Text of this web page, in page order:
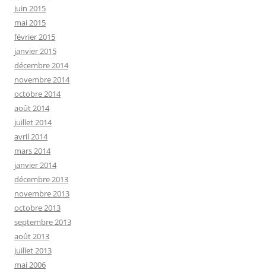
juin 2015
mai 2015
février 2015
janvier 2015
décembre 2014
novembre 2014
octobre 2014
août 2014
juillet 2014
avril 2014
mars 2014
janvier 2014
décembre 2013
novembre 2013
octobre 2013
septembre 2013
août 2013
juillet 2013
mai 2006